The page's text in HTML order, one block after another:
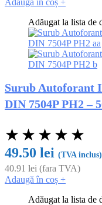
Adaugă în coș +
Adăugat la lista de
Surub Autoforant
DIN 7504P PH2 –
★ ★ ★ ★ ★
49.50 lei (TVA inclus)
40.91 lei (fara TVA)
Adaugă în coș +
Adăugat la lista de